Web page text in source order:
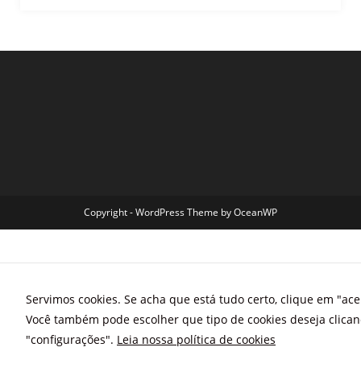
Copyright - WordPress Theme by OceanWP
Servimos cookies. Se acha que está tudo certo, clique em
Você também pode escolher que tipo de cookies deseja
"configurações". Leia nossa política de cookies